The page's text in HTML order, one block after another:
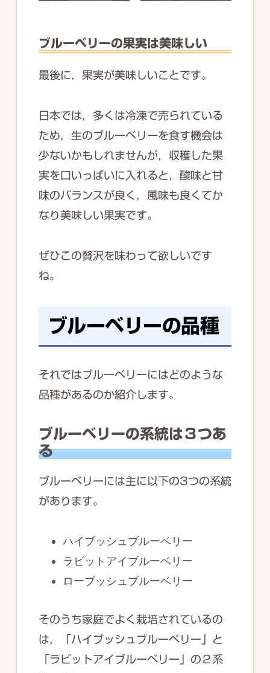
ブルーベリーの果実は美味しい
最後に，果実が美味しいことです。
日本では，多くは冷凍で売られている
ため，生のブルーベリーを食す機会は
少ないかもしれませんが，収穫した果
実を口いっぱいに入れると，酸味と甘
味のバランスが良く，風味も良くてか
なり美味しい果実です。
ぜひこの贅沢を味わって欲しいです
ね。
ブルーベリーの品種
それではブルーベリーにはどのような
品種があるのか紹介します。
ブルーベリーの系統は３つあ
る
ブルーベリーには主に以下の3つの系統
があります。
ハイブッシュブルーベリー
ラビットアイブルーベリー
ローブッシュブルーベリー
そのうち家庭でよく栽培されているの
は，「ハイブッシュブルーベリー」と
「ラビットアイブルーベリー」の２系